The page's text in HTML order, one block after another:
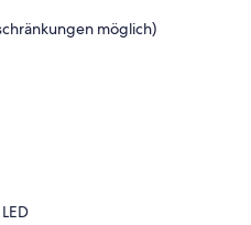
möglich)